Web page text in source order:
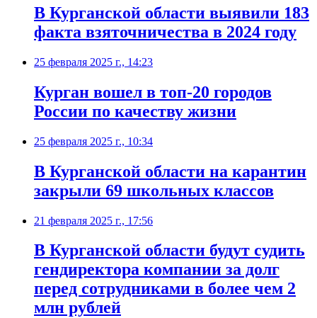
В Курганской области выявили 183
факта взяточничества в 2024 году
25 февраля 2025 г., 14:23
Курган вошел в топ-20 городов
России по качеству жизни
25 февраля 2025 г., 10:34
В Курганской области на карантин
закрыли 69 школьных классов
21 февраля 2025 г., 17:56
В Курганской области будут судить
гендиректора компании за долг
перед сотрудниками в более чем 2
млн рублей